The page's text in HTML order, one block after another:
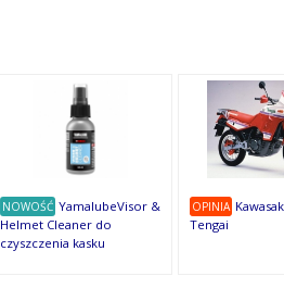
NOWOŚĆ YamalubeVisor &
Helmet Cleaner do
czyszczenia kasku
OPINIA
Tengai